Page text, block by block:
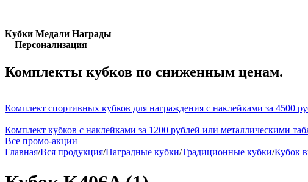
Кубки Медали Награды
Персонализация
Комплекты кубков по сниженным ценам.
Комплект спортивных кубков для награждения с наклейками за 4500
Комплект кубков с наклейками за 1200 рублей или металлическими
Все промо-акции
Главная/Вся продукция/Наградные кубки/Традиционные кубки/Кубок